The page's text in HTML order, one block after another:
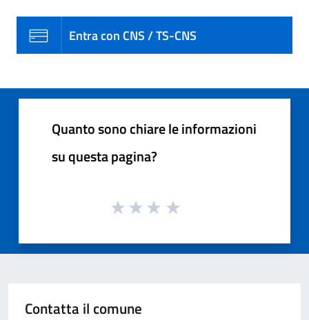
Entra con CNS / TS-CNS
Quanto sono chiare le informazioni
su questa pagina?
Contatta il comune